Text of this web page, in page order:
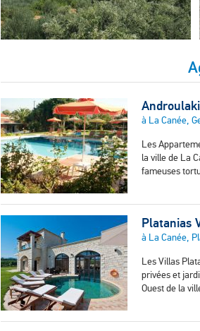
à La Canée,
Les
la ville de La
fameuses
Platanias
à La Canée,
Les Villas
privées et
Ouest de la